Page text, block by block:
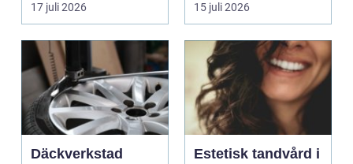
17 juli 2026 15 juli 2026
Däckverkstad
Estetisk tandvård i